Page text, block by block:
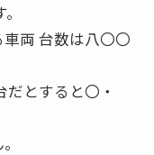
両 台数は八〇〇
とすると〇・